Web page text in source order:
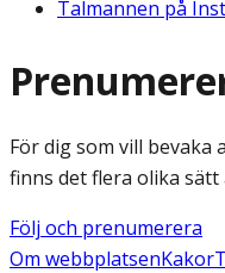
Talmannen på
För dig som vill
finns det flera olika sätt
Följ och prenumerera
Om webbplatsenKakor